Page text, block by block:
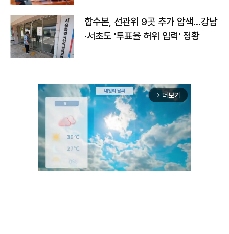
합수본, 선관위 9곳 추가 압색…강남
·서초도 '투표율 허위 입력' 정황
arrow_forward_ios 더보기